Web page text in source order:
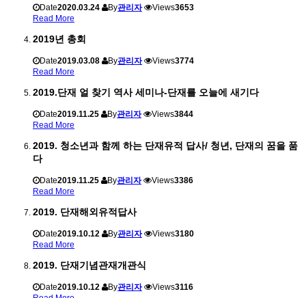
Date2020.03.24 By관리자 Views3653
Read More
2019년 총회
Date2019.03.08 By관리자 Views3774
Read More
2019.단재 얼 찾기 역사 세미나-단재를 오늘에 새기다
Date2019.11.25 By관리자 Views3844
Read More
2019. 청소년과 함께 하는 단재유적 답사/ 청년, 단재의 꿈을 품
다
Date2019.11.25 By관리자 Views3386
Read More
2019. 단재해외유적답사
Date2019.10.12 By관리자 Views3180
Read More
2019. 단재기념관재개관식
Date2019.10.12 By관리자 Views3116